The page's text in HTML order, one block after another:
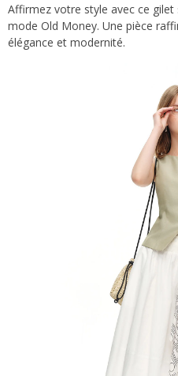
Affirmez votre style avec ce gilet
mode Old Money. Une pièce
élégance et modernité.